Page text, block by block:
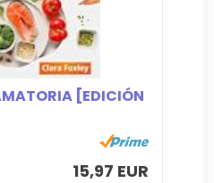
[EDICIÓN
15,97 EUR